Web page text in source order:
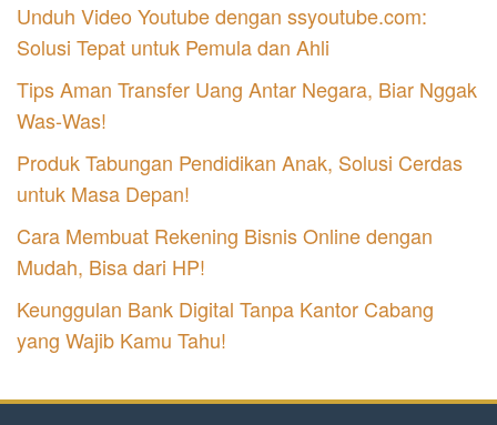
Unduh Video Youtube dengan ssyoutube.com:
Solusi Tepat untuk Pemula dan Ahli
Tips Aman Transfer Uang Antar Negara, Biar Nggak
Was-Was!
Produk Tabungan Pendidikan Anak, Solusi Cerdas
untuk Masa Depan!
Cara Membuat Rekening Bisnis Online dengan
Mudah, Bisa dari HP!
Keunggulan Bank Digital Tanpa Kantor Cabang
yang Wajib Kamu Tahu!